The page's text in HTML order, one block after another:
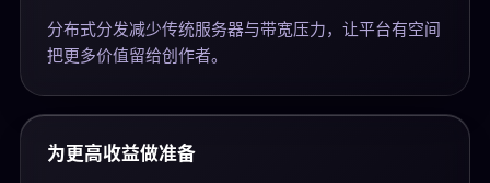
分布式分发减少传统服务器与带宽压力，让平台有空间
把更多价值留给创作者。
为更高收益做准备